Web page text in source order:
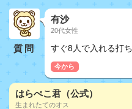
質問
有沙
20代女性
すぐ8人で入れる打
今から
はらぺこ君（公式）
生まれたてのオス